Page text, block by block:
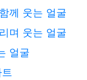
께 웃는 얼굴
며 웃는 얼굴
얼굴